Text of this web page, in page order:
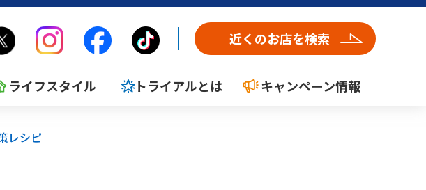
近くのお店を検索
ライフスタイル トライアルとは キャンペーン情報
レシピ